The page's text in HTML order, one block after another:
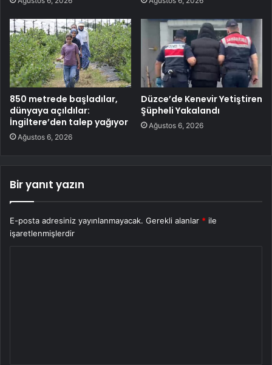
850 metrede başladılar,
dünyaya açıldılar:
İngiltere’den talep yağıyor
Ağustos 6, 2026
Düzce’de Kenevir Yetiştiren
Şüpheli Yakalandı
Ağustos 6, 2026
Bir yanıt yazın
E-posta adresiniz yayınlanmayacak. Gerekli alanlar * ile
işaretlenmişlerdir